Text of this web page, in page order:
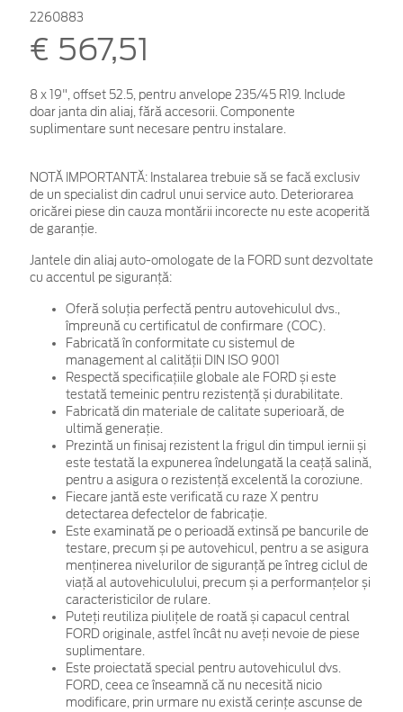
2260883
€ 567,51
8 x 19", offset 52.5, pentru anvelope 235/45 R19. Include
doar janta din aliaj, fără accesorii. Componente
suplimentare sunt necesare pentru instalare.
NOTĂ IMPORTANTĂ: Instalarea trebuie să se facă exclusiv
de un specialist din cadrul unui service auto. Deteriorarea
oricărei piese din cauza montării incorecte nu este acoperită
de garanţie.
Jantele din aliaj auto-omologate de la FORD sunt dezvoltate
cu accentul pe siguranță:
Oferă soluția perfectă pentru autovehiculul dvs.,
împreună cu certificatul de confirmare (COC).
Fabricată în conformitate cu sistemul de
management al calității DIN ISO 9001
Respectă specificațiile globale ale FORD și este
testată temeinic pentru rezistență și durabilitate.
Fabricată din materiale de calitate superioară, de
ultimă generație.
Prezintă un finisaj rezistent la frigul din timpul iernii și
este testată la expunerea îndelungată la ceață salină,
pentru a asigura o rezistență excelentă la coroziune.
Fiecare jantă este verificată cu raze X pentru
detectarea defectelor de fabricație.
Este examinată pe o perioadă extinsă pe bancurile de
testare, precum și pe autovehicul, pentru a se asigura
menținerea nivelurilor de siguranță pe întreg ciclul de
viață al autovehiculului, precum și a performanțelor și
caracteristicilor de rulare.
Puteți reutiliza piulițele de roată și capacul central
FORD originale, astfel încât nu aveți nevoie de piese
suplimentare.
Este proiectată special pentru autovehiculul dvs.
FORD, ceea ce înseamnă că nu necesită nicio
modificare, prin urmare nu există cerințe ascunse de